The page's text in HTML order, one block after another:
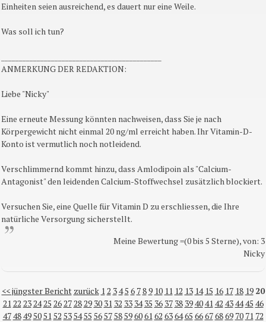
Einheiten seien ausreichend, es dauert nur eine Weile.
Was soll ich tun?
ANMERKUNG DER REDAKTION:
Liebe "Nicky"
Eine erneute Messung könnten nachweisen, dass Sie je nach
Körpergewicht nicht einmal 20 ng/ml erreicht haben. Ihr Vitamin-D-
Konto ist vermutlich noch notleidend.
Verschlimmernd kommt hinzu, dass Amlodipoin als "Calcium-
Antagonist" den leidenden Calcium-Stoffwechsel zusätzlich blockiert.
Versuchen Sie, eine Quelle für Vitamin D zu erschliessen, die Ihre
natürliche Versorgung sicherstellt.
Meine Bewertung =(0 bis 5 Sterne), von: 3
Nicky
<< jüngster Bericht zurück 12 345 6 789 10 11 12 13 14 15 16 17 18 19 20
2122 232425 26272829 30 31 32 33 34 35 36 37 38 39404142 434445 46
474849505152 535455 56575859606162 636465 66676869 70 71 72